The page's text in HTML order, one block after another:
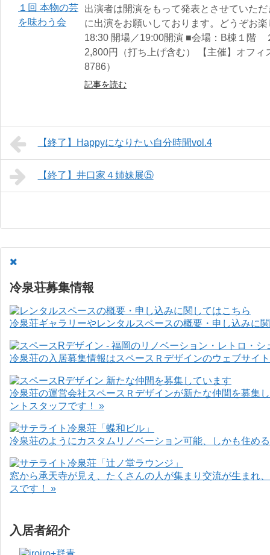
出演者は開演をもって発表とさせていた
に出演をお願いしております。どうぞお
18:30 開場／19:00開演 ■会場：B棟１階
2,800円（打ち上げ含む） 【主催】オフ
8786）
記事を読む
【終了】Happyになりたい自分時間vol.4
【終了】井口家４姉妹展⑤
冷泉荘募集情報
冷泉荘ギャラリーやレンタルスペースの概要・申し込みに
冷泉荘の入居募集情報はスペースＲデザインのウェブサイ
冷泉荘の運営会社スペースＲデザインが新たな仲間を募集
ントスタッフです！ »
冷泉荘のようにカスタムリノベーション可能、しかも住め
窓から承天寺が見え、たくさんの人が集まり交流が生まれ
スです！ »
入居者紹介